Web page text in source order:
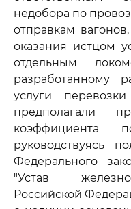
недобора по
отправкам
оказания истцом
отдельным
разработанному
услуги
предполагали
коэффициента
руководствуясь
Федерального
"Устав
Российской